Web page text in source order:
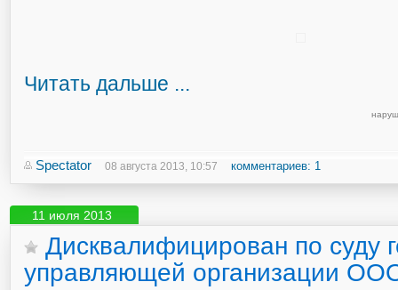
Читать дальше ...
Spectator 08 августа 2013, 10:57 комментариев: 1
11 июля 2013
Дисквалифицирован по суду
управляющей организации